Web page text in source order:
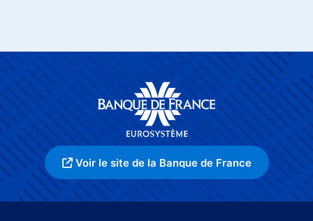
Voir le site de la Banque de France